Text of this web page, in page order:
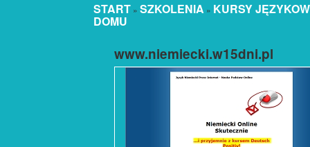
START » SZKOLENIA » KURSY
DOMU
www.niemiecki.w15dni.pl